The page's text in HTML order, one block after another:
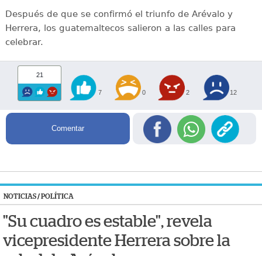
Después de que se confirmó el triunfo de Arévalo y
Herrera, los guatemaltecos salieron a las calles para
celebrar.
21
7 0 2 12
Comentar
NOTICIAS/POLÍTICA
"Su cuadro es estable", revela
vicepresidente Herrera sobre la